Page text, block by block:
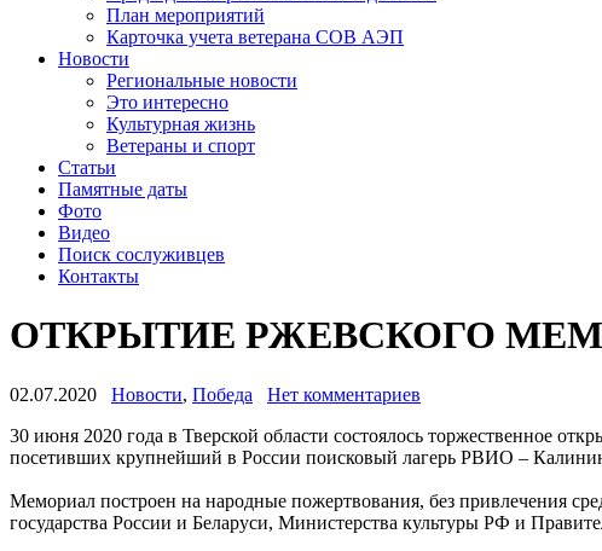
План мероприятий
Карточка учета ветерана CОВ АЭП
Новости
Региональные новости
Это интересно
Культурная жизнь
Ветераны и спорт
Статьи
Памятные даты
Фото
Видео
Поиск сослуживцев
Контакты
ОТКРЫТИЕ РЖЕВСКОГО
02.07.2020 Новости, Победа
Нет комментариев
30 июня 2020 года в Тверской области состоялось торжественное
посетивших крупнейший в России поисковый лагерь РВИО –
Мемориал построен на народные пожертвования, без привлечения
государства России и Беларуси, Министерства культуры РФ и